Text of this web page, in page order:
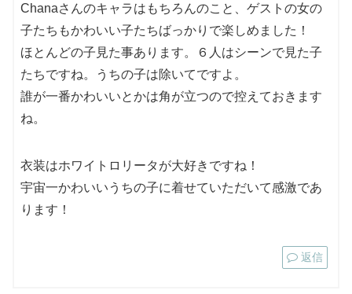
Chanaさんのキャラはもちろんのこと、ゲストの女の
子たちもかわいい子たちばっかりで楽しめました！
ほとんどの子見た事あります。６人はシーンで見た子
たちですね。うちの子は除いてですよ。
誰が一番かわいいとかは角が立つので控えておきます
ね。
衣装はホワイトロリータが大好きですね！
宇宙一かわいいうちの子に着せていただいて感激であ
ります！
返信